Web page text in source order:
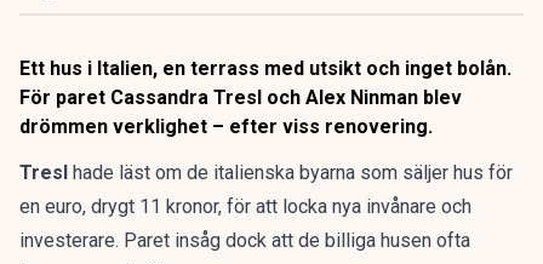
Ett hus i Italien, en terrass med utsikt och inget bolån.
För paret Cassandra Tresl och Alex Ninman blev
drömmen verklighet – efter viss renovering.
Tresl hade läst om de italienska byarna som säljer hus för
en euro, drygt 11 kronor, för att locka nya invånare och
investerare. Paret insåg dock att de billiga husen ofta